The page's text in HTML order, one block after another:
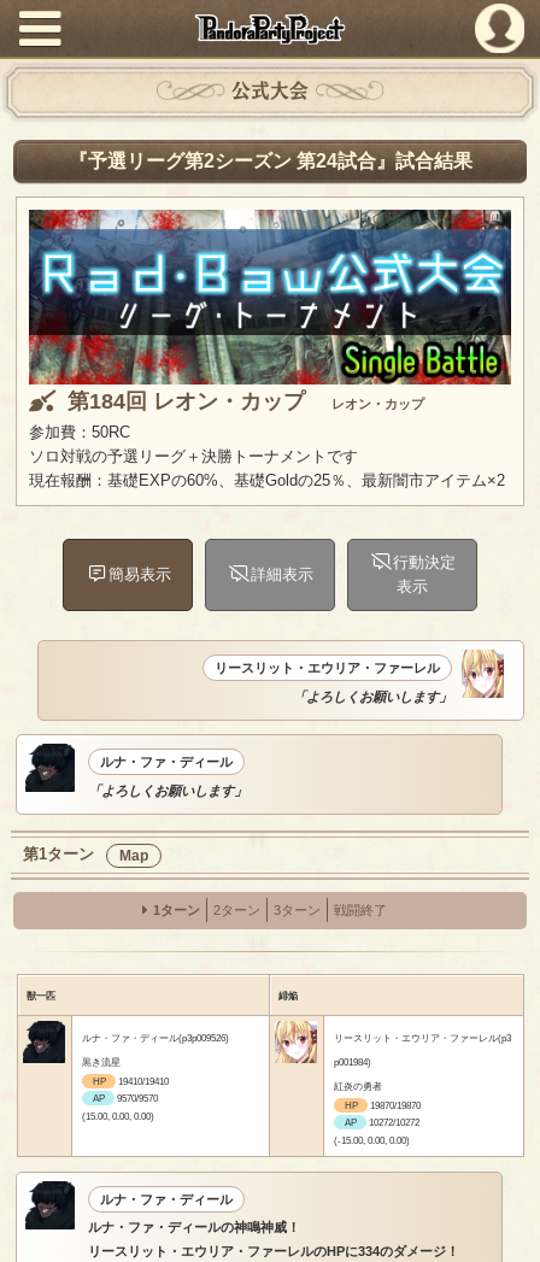
PandoraPartyProject
公式大会
『予選リーグ第2シーズン 第24試合』試合結果
第184回 レオン・カップ レオン・カップ
参加費：50RC
ソロ対戦の予選リーグ＋決勝トーナメントです
現在報酬：基礎EXPの60%、基礎Goldの25％、最新闇市アイテム×2
簡易表示 詳細表示
行動決定
表示
リースリット・エウリア・ファーレル
「よろしくお願いします」
ルナ・ファ・ディール
「よろしくお願いします」
第1ターン Map
1ターン 2ターン 3ターン 戦闘終了
獣一匹 緋焔
ルナ・ファ・ディール(p3p009526)
黒き流星
HP
19410/19410
AP
9570/9570
(15.00, 0.00, 0.00)
リースリット・エウリア・ファーレル(p3
p001984)
紅炎の勇者
HP
19870/19870
AP
10272/10272
(-15.00, 0.00, 0.00)
ルナ・ファ・ディール
ルナ・ファ・ディールの神鳴神威！
リースリット・エウリア・ファーレルのHPに334のダメージ！